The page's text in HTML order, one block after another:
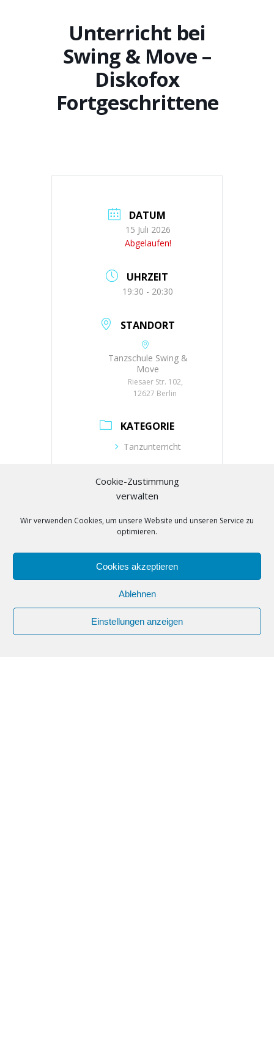
Cookie-Zustimmung
verwalten
Wir verwenden Cookies, um unsere Website und unseren Service zu
optimieren.
Cookies akzeptieren
Ablehnen
Einstellungen anzeigen
Unterricht bei
Swing & Move –
Diskofox
Fortgeschrittene
DATUM
15 Juli 2026
Abgelaufen!
UHRZEIT
19:30 - 20:30
STANDORT
Tanzschule Swing &
Move
Riesaer Str. 102,
12627 Berlin
KATEGORIE
Tanzunterricht
VERANSTALTER
Enterprises LTD
mail@swingandmove.de
Webseite
https://www.swingandmove.de/